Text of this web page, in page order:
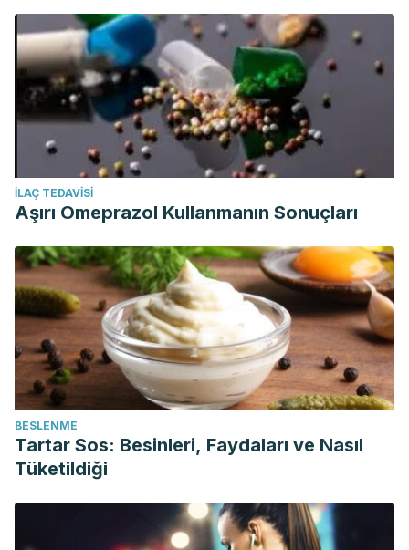
İLAÇ TEDAVISI
Aşırı Omeprazol Kullanmanın Sonuçları
BESLENME
Tartar Sos: Besinleri, Faydaları ve Nasıl
Tüketildiği